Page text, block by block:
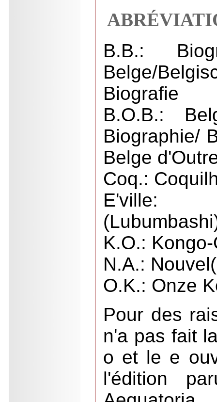
B.B.:
Belge/
Biografie
B.O.B.:
Biographie/
Belge
Coq.:
E'ville:
K.O.:
N.A.:
O.K.: Onze
Pour des
n'a pas fait
o et le e
l'édition